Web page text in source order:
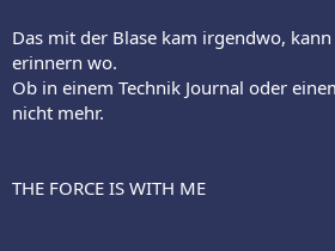
Das mit der Blase kam irgendwo,
erinnern wo.
Ob in einem Technik Journal oder
nicht mehr.
THE FORCE IS WITH ME